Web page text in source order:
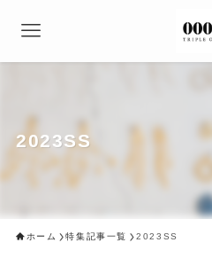
2023SS
ホーム 特集記事一覧 2023SS